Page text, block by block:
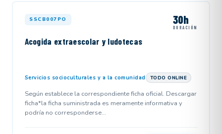
SSCB007PO 30h
DURACIÓN
Acogida extraescolar y ludotecas
Servicios socioculturales y a la comunidad TODO ONLINE
Según establece la correspondiente ficha oficial. Descargar
ficha*la ficha suministrada es meramente informativa y
podría no corresponderse...